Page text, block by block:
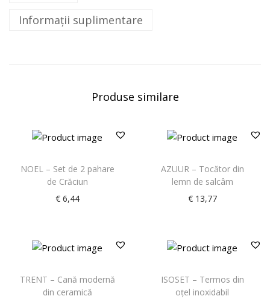
Informații suplimentare
Produse similare
NOEL – Set de 2 pahare
de Crăciun
€6,44
AZUUR – Tocător din
lemn de salcâm
€13,77
TRENT – Cană modernă
din ceramică
ISOSET – Termos din
oţel inoxidabil